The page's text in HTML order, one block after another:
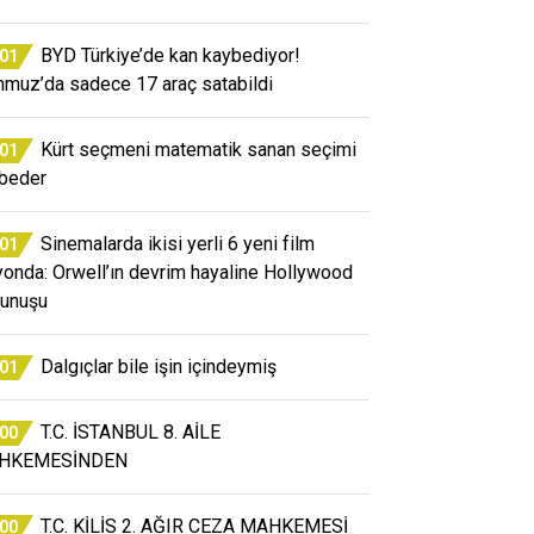
BYD Türkiye’de kan kaybediyor!
sadece 17 araç satabildi
Kürt seçmeni matematik sanan seçimi
Sinemalarda ikisi yerli 6 yeni film
Orwell’ın devrim hayaline Hollywood
Dalgıçlar bile işin içindeymiş
T.C. İSTANBUL 8. AİLE
T.C. KİLİS 2. AĞIR CEZA MAHKEMESİ